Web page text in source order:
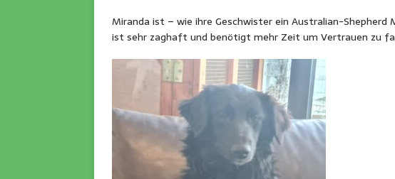
Miranda ist – wie ihre Geschwister ein Australian-Shepherd
ist sehr zaghaft und benötigt mehr Zeit um Vertrauen zu